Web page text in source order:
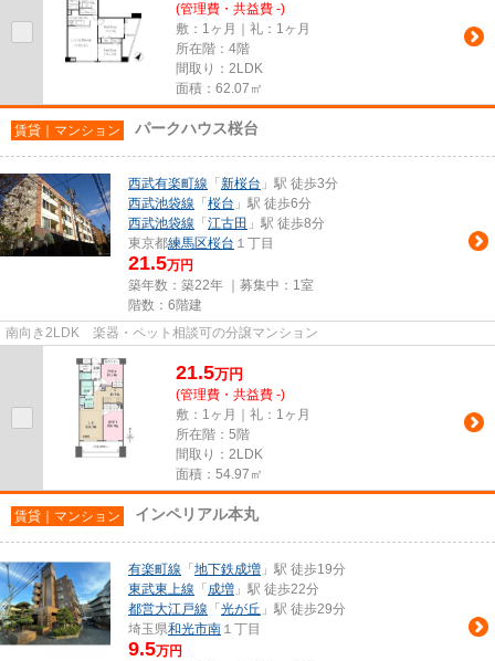
(管理費・共益費 -)
敷：1ヶ月｜礼：1ヶ月
所在階：4階
間取り：2LDK
面積：62.07㎡
賃貸｜マンション パークハウス桜台
西武有楽町線 「 新桜台 」駅 徒歩3分
西武池袋線 「 桜台 」駅 徒歩6分
西武池袋線 「 江古田 」駅 徒歩8分
東京都練馬区桜台 １丁目
21.5万円
築年数：築22年 ｜募集中： 1室
階数：6階建
南向き2LDK 楽器・ペット相談可の分譲マンション
21.5万円
(管理費・共益費 -)
敷：1ヶ月｜礼：1ヶ月
所在階：5階
間取り：2LDK
面積：54.97㎡
賃貸｜マンション インペリアル本丸
有楽町線 「 地下鉄成増 」駅 徒歩19分
東武東上線 「 成増 」駅 徒歩22分
都営大江戸線 「 光が丘 」駅 徒歩29分
埼玉県和光市南 １丁目
9.5万円